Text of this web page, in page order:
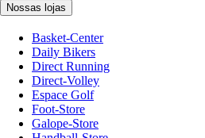
Nossas lojas
Basket-Center
Daily Bikers
Direct Running
Direct-Volley
Espace Golf
Foot-Store
Galope-Store